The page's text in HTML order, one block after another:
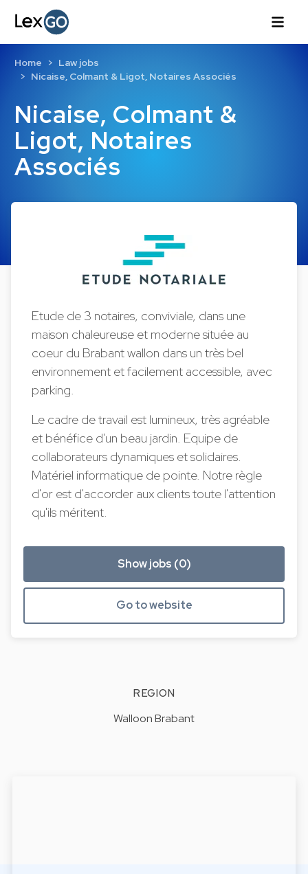
Nicaise, Colmant &
Ligot, Notaires
Associés
Home
Law jobs
Nicaise, Colmant & Ligot, Notaires Associés
Etude de 3 notaires, conviviale, dans une
maison chaleureuse et moderne située au
coeur du Brabant wallon dans un très bel
environnement et facilement accessible, avec
parking.
Le cadre de travail est lumineux, très agréable
et bénéfice d'un beau jardin. Equipe de
collaborateurs dynamiques et solidaires.
Matériel informatique de pointe. Notre règle
d'or est d'accorder aux clients toute l'attention
qu'ils méritent.
Show jobs (0)
Go to website
REGION
Walloon Brabant